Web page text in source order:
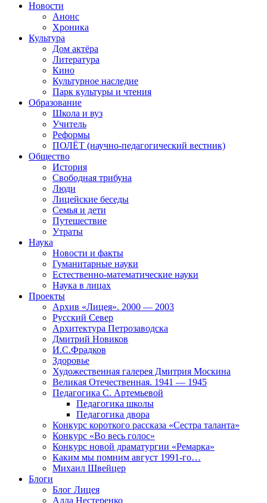
Новости
Анонс
Хроника
Культура
Дом актёра
Литература
Кино
Культурное наследие
Парк культуры и чтения
Образование
Школа и вуз
Учитель
Реформы
ПОЛЁТ (научно-педагогический вестник)
Общество
История
Свободная трибуна
Люди
Лицейские беседы
Семья и дети
Путешествие
Утраты
Наука
Новости и факты
Гуманитарные науки
Естественно-математические науки
Наука в лицах
Проекты
Архив «Лицея». 2000 — 2003
Русский Север
Архитектура Петрозаводска
Дмитрий Новиков
И.С.Фрадков
Здоровье
Художественная галерея Дмитрия Москина
Великая Отечественная. 1941 — 1945
Педагогика С. Артемьевой
Педагогика школы
Педагогика двора
Конкурс короткого рассказа «Сестра таланта»
Конкурс «Во весь голос»
Конкурс новой драматургии «Ремарка»
Каким мы помним август 1991-го…
Михаил Швейцер
Блоги
Блог Лицея
Алла Нестеренко